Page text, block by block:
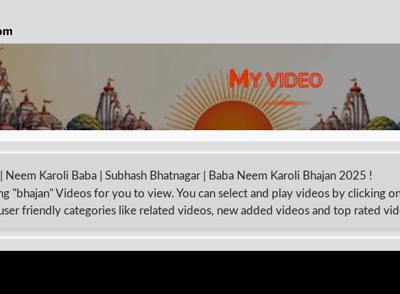
MY VIDEO
| Neem Karoli Baba | Subhash Bhatnagar | Baba Neem Karoli Bhajan 2025 !
"bhajan" Videos for you to view. You can select and play videos by clicking
friendly categories like related videos, new added videos and top rated